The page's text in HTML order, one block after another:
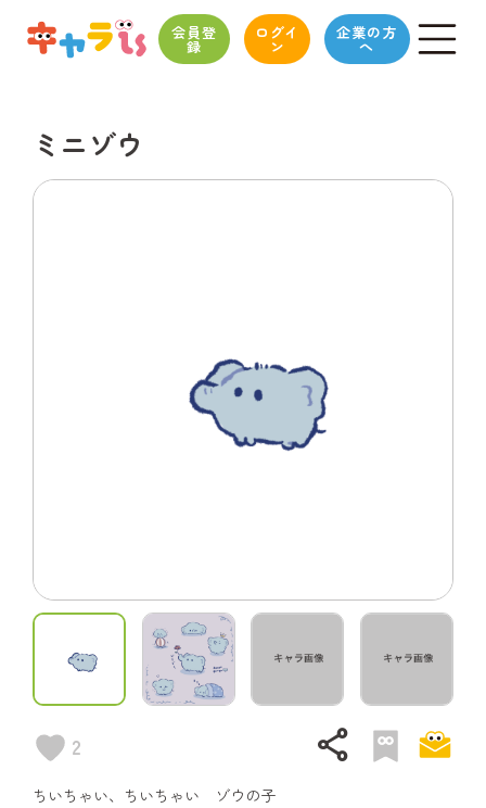
会員登
録
ログイ
ン
企業の方
へ
ミニゾウ
2 share
ちいちゃい、ちいちゃい ゾウの子